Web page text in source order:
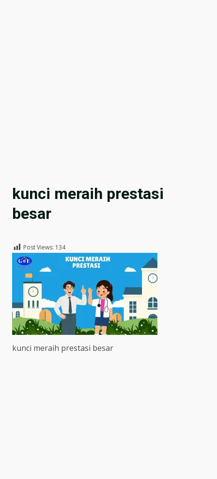
kunci meraih prestasi
besar
Post Views: 134
kunci meraih prestasi besar